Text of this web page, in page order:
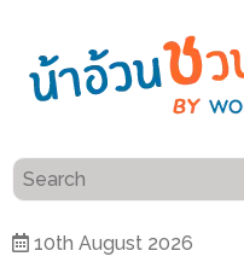
10th August 2026
แนะนำ